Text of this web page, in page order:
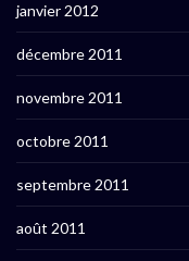
janvier 2012
décembre 2011
novembre 2011
octobre 2011
septembre 2011
août 2011